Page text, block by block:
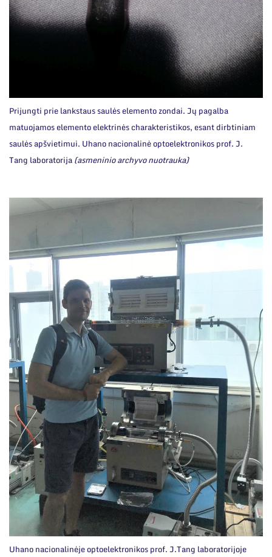
Prijungti prie lankstaus saulės elemento zondai. Jų pagalba
matuojamos elemento elektrinės charakteristikos, esant dirbtiniam
saulės apšvietimui. Uhano nacionalinė optoelektronikos prof. J.
Tang laboratorija(asmeninio archyvo nuotrauka)
Uhano nacionalinėje optoelektronikos prof. J.Tang laboratorijoje